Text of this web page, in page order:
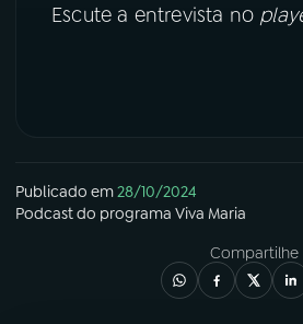
TikTok
Escute a entrevista no
Publicado em28/10/2024
Podcastdo programa Viva Maria
Compartilhe